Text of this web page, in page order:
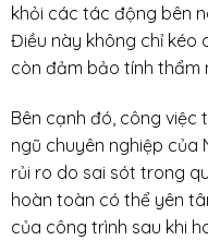
khỏi các tác động bên
Điều này không chỉ kéo
còn đảm bảo tính thẩm
Bên cạnh đó, công việc
ngũ chuyên nghiệp của
rủi ro do sai sót trong
hoàn toàn có thể yên
của công trình sau khi